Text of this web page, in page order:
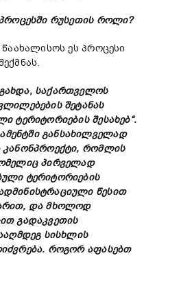
რუსეთის როლი?
ეს პროცესი
საქართველოს
შეტანას
ტერიტორიების შესახებ“.
განსახილველად
კანონპროექტი, რომლის
პირველად
ტერიტორიების
წესით
და მხოლოდ
გადაკვეთის
სისხლის
როგორ აფასებთ